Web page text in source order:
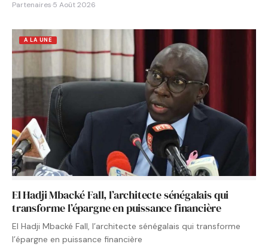
Partenaires·5 Août 2026
A LA UNE
El Hadji Mbacké Fall, l’architecte sénégalais qui
transforme l’épargne en puissance financière
El Hadji Mbacké Fall, l’architecte sénégalais qui transforme
l’épargne en puissance financière